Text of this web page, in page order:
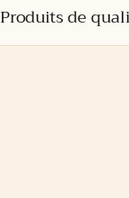
Produits de